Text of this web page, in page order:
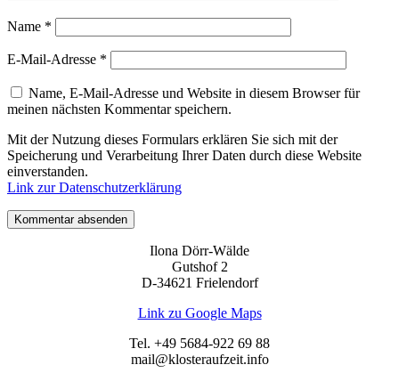
Name *
E-Mail-Adresse *
Name, E-Mail-Adresse und Website in diesem Browser für
meinen nächsten Kommentar speichern.
Mit der Nutzung dieses Formulars erklären Sie sich mit der
Speicherung und Verarbeitung Ihrer Daten durch diese Website
einverstanden.
Link zur Datenschutzerklärung
Ilona Dörr-Wälde
Gutshof 2
D-34621 Frielendorf
Link zu Google Maps
Tel. +49 5684-922 69 88
mail@klosteraufzeit.info